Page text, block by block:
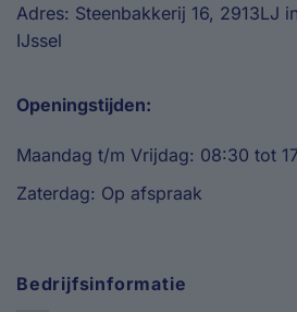
Adres: Steenbakkerij 16, 2913LJ
IJssel
Openingstijden:
Maandag t/m Vrijdag: 08:30 tot
Zaterdag: Op afspraak
Bedrijfsinformatie